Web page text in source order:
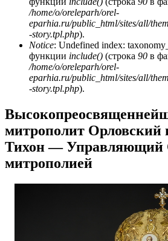
/home/o/oreleparh/orel-
eparhia.ru/public_html/sites/all/
-story.tpl.php).
Notice: Undefined index:
функции include() (строка 90 в
/home/o/oreleparh/orel-
eparhia.ru/public_html/sites/all/
-story.tpl.php).
митрополит Орловский
Тихон — Управляющий
митрополией